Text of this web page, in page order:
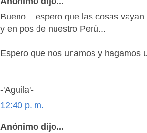
Bueno... espero que las cosas
y en pos de nuestro Perú...
Espero que nos unamos y hagamos
-'Aguila'-
12:40 p. m.
Anónimo dijo...